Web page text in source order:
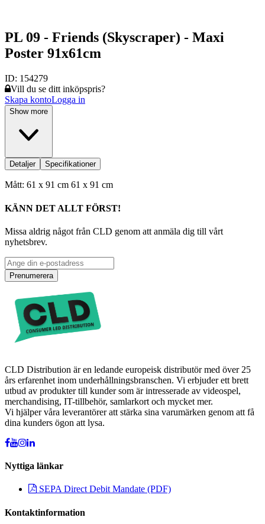
PL 09 - Friends (Skyscraper) - Maxi
Poster 91x61cm
ID: 154279
Vill du se ditt inköpspris?
Skapa kontoLogga in
Show more
Detaljer Specifikationer
Mått: 61 x 91 cm 61 x 91 cm
KÄNN DET ALLT FÖRST!
Missa aldrig något från CLD genom att anmäla dig till vårt
nyhetsbrev.
Prenumerera
CLD Distribution är en ledande europeisk distributör med över 25
års erfarenhet inom underhållningsbranschen. Vi erbjuder ett brett
utbud av produkter till kunder som är intresserade av videospel,
merchandising, IT-tillbehör, samlarkort och mycket mer.
Vi hjälper våra leverantörer att stärka sina varumärken genom att få
dina kunders ögon att lysa.
Nyttiga länkar
SEPA Direct Debit Mandate (PDF)
Kontaktinformation